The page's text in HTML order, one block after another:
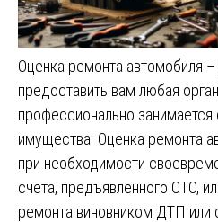
Оценка ремонта автомобиля
предоставить вам любая
профессионально занимается
имущества. Оценка ремонта
при необходимости
счета, предъявленного СТО,
ремонта виновником ДТП или